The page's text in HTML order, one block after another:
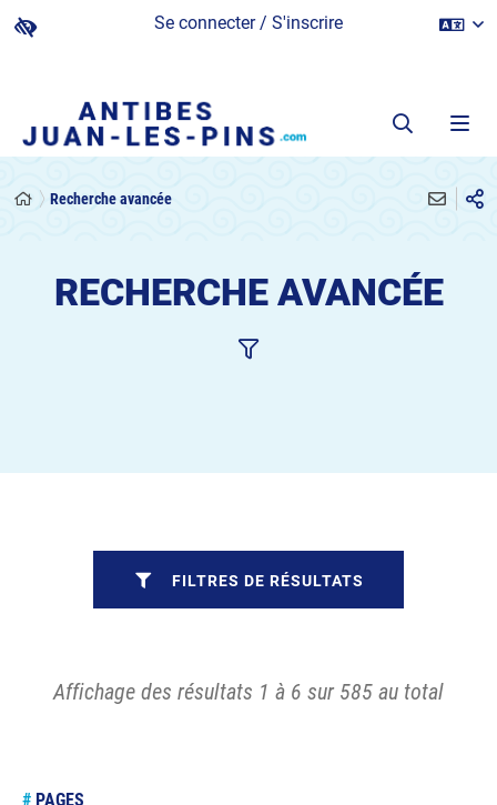
Se connecter / S'inscrire
Recherche avancée
RECHERCHE AVANCÉE
Affichage des résultats 1 à 6 sur 585 au total
# PAGES
FILTRES DE RÉSULTATS